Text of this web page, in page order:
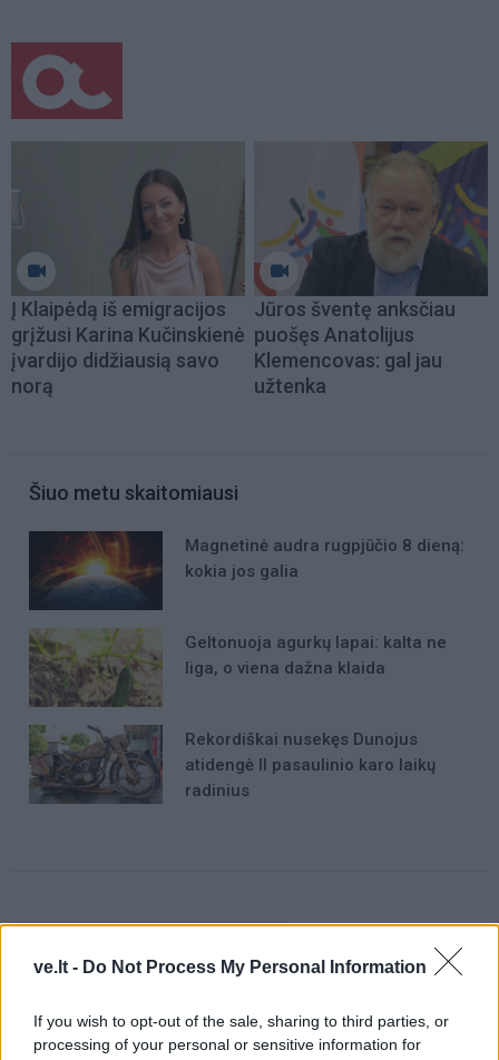
ve.lt - Do Not Process My Personal Information
If you wish to opt-out of the sale, sharing to third parties, or
processing of your personal or sensitive information for
Į Klaipėdą iš emigracijos
grįžusi Karina Kučinskienė
įvardijo didžiausią savo
norą
Jūros šventę anksčiau
puošęs Anatolijus
Klemencovas: gal jau
užtenka
Šiuo metu skaitomiausi
Magnetinė audra rugpjūčio 8 dieną:
kokia jos galia
Geltonuoja agurkų lapai: kalta ne
liga, o viena dažna klaida
Rekordiškai nusekęs Dunojus
atidengė II pasaulinio karo laikų
radinius
Komentarai